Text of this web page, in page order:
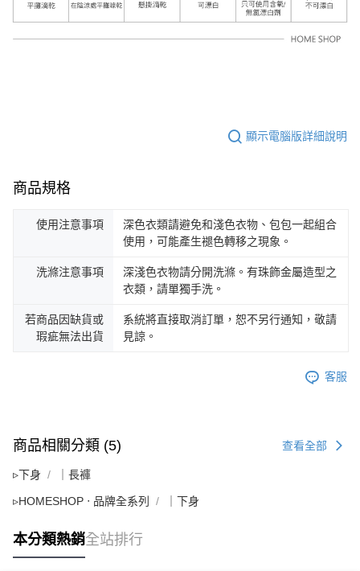
顯示電腦版詳細說明
商品規格
使用注意事項
深色衣類請避免和淺色衣物、包包一起組合
使用，可能產生褪色轉移之現象。
洗滌注意事項
深淺色衣物請分開洗滌。有珠飾金屬造型之
衣類，請單獨手洗。
若商品因缺貨或
瑕疵無法出貨
系統將直接取消訂單，恕不另行通知，敬請
見諒。
客服
商品相關分類 (5) 查看全部
▹下身 ｜長褲
▹HOMESHOP ‧ 品牌全系列 ｜下身
本分類熱銷全站排行